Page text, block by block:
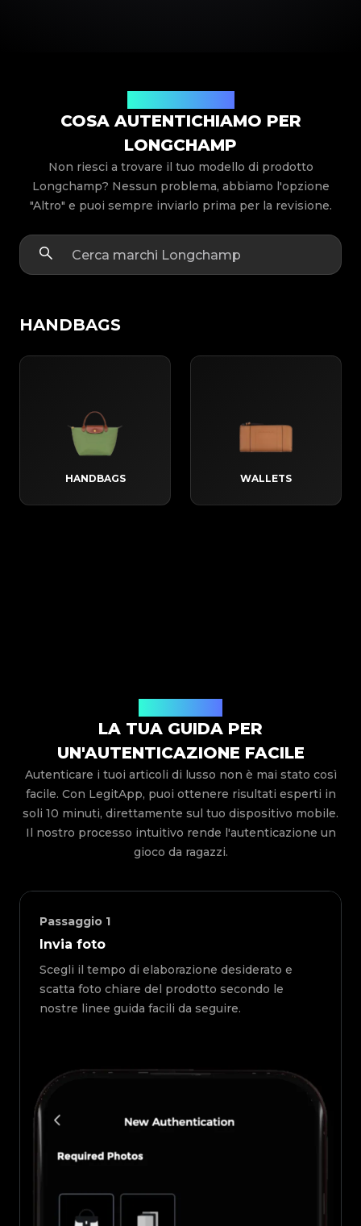
COSA AUTENTICHIAMO PER
LONGCHAMP
Non riesci a trovare il tuo modello di prodotto
Longchamp? Nessun problema, abbiamo l'opzione
"Altro" e puoi sempre inviarlo prima per la revisione.
HANDBAGS
HANDBAGS WALLETS
LA TUA GUIDA PER
UN'AUTENTICAZIONE FACILE
Autenticare i tuoi articoli di lusso non è mai stato così
facile. Con LegitApp, puoi ottenere risultati esperti in
soli 10 minuti, direttamente sul tuo dispositivo mobile.
Il nostro processo intuitivo rende l'autenticazione un
gioco da ragazzi.
Passaggio 1
Invia foto
Scegli il tempo di elaborazione desiderato e
scatta foto chiare del prodotto secondo le
nostre linee guida facili da seguire.